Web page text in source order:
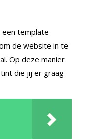
een template
de website in te
Op deze manier
die jij er graag